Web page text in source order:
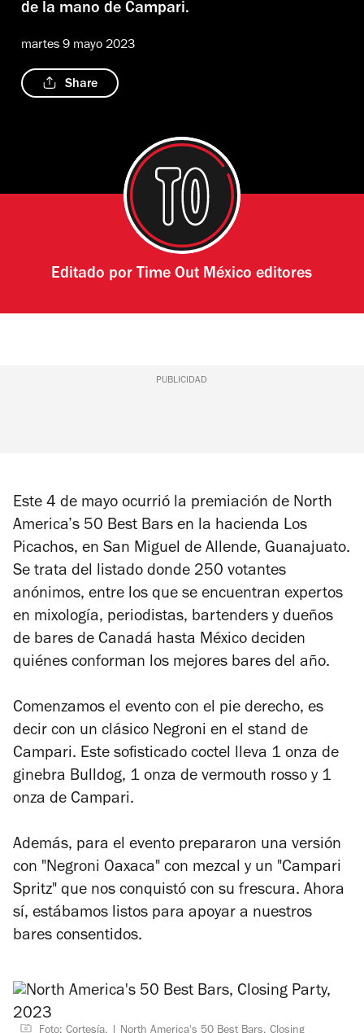
de la mano de Campari.
martes 9 mayo 2023
Share
Editado por Time Out México editores
PUBLICIDAD
Este 4 de mayo ocurrió la premiación de North
America’s 50 Best Bars en la hacienda Los
Picachos, en San Miguel de Allende, Guanajuato.
Se trata del listado donde 250 votantes
anónimos, entre los que se encuentran expertos
en mixología, periodistas, bartenders y dueños
de bares de Canadá hasta México deciden
quiénes conforman los mejores bares del año.
Comenzamos el evento con el pie derecho, es
decir con un clásico Negroni en el stand de
Campari. Este sofisticado coctel lleva 1 onza de
ginebra Bulldog, 1 onza de vermouth rosso y 1
onza de Campari.
Además, para el evento prepararon una versión
con "Negroni Oaxaca" con mezcal y un "Campari
Spritz" que nos conquistó con su frescura. Ahora
sí, estábamos listos para apoyar a nuestros
bares consentidos.